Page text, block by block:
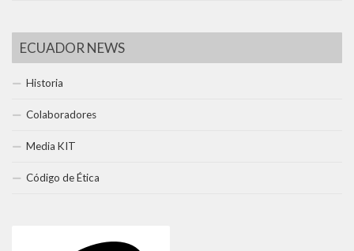
ECUADOR NEWS
Historia
Colaboradores
Media KIT
Código de Ética